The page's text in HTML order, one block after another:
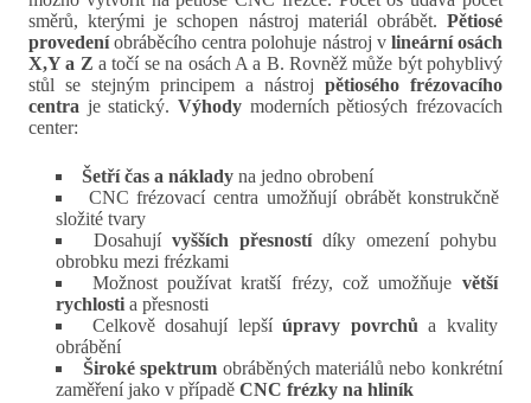
směrů, kterými je schopen nástroj materiál obrábět. Pětiosé
provedeníobráběcího centra polohuje nástroj v lineární osách
X,Y a Z a točí se na osách A a B. Rovněž může být pohyblivý
stůl se stejným principem a nástroj pětiosého frézovacího
centra je statický. Výhody moderních pětiosých frézovacích
center:
Šetří čas a náklady na jedno obrobení
CNC frézovací centra umožňují obrábět konstrukčně
složité tvary
Dosahují vyšších přesnostídíky omezení pohybu
obrobku mezi frézkami
Možnost používat kratší frézy, což umožňuje větší
rychlosti a přesnosti
Celkově dosahují lepšíúpravy povrchů a kvality
obrábění
Široké spektrum obráběných materiálů nebo konkrétní
zaměření jako v případě CNC frézky na hliník